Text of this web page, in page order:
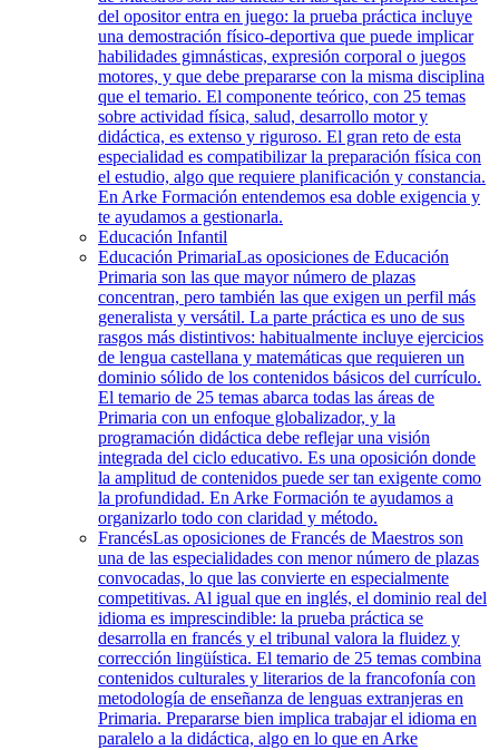
del opositor entra en juego: la prueba práctica incluye
una demostración físico-deportiva que puede implicar
habilidades gimnásticas, expresión corporal o juegos
motores, y que debe prepararse con la misma disciplina
que el temario. El componente teórico, con 25 temas
sobre actividad física, salud, desarrollo motor y
didáctica, es extenso y riguroso. El gran reto de esta
especialidad es compatibilizar la preparación física con
el estudio, algo que requiere planificación y constancia.
En Arke Formación entendemos esa doble exigencia y
te ayudamos a gestionarla.
Educación Infantil
Educación PrimariaLas oposiciones de Educación
Primaria son las que mayor número de plazas
concentran, pero también las que exigen un perfil más
generalista y versátil. La parte práctica es uno de sus
rasgos más distintivos: habitualmente incluye ejercicios
de lengua castellana y matemáticas que requieren un
dominio sólido de los contenidos básicos del currículo.
El temario de 25 temas abarca todas las áreas de
Primaria con un enfoque globalizador, y la
programación didáctica debe reflejar una visión
integrada del ciclo educativo. Es una oposición donde
la amplitud de contenidos puede ser tan exigente como
la profundidad. En Arke Formación te ayudamos a
organizarlo todo con claridad y método.
FrancésLas oposiciones de Francés de Maestros son
una de las especialidades con menor número de plazas
convocadas, lo que las convierte en especialmente
competitivas. Al igual que en inglés, el dominio real del
idioma es imprescindible: la prueba práctica se
desarrolla en francés y el tribunal valora la fluidez y
corrección lingüística. El temario de 25 temas combina
contenidos culturales y literarios de la francofonía con
metodología de enseñanza de lenguas extranjeras en
Primaria. Prepararse bien implica trabajar el idioma en
paralelo a la didáctica, algo en lo que en Arke